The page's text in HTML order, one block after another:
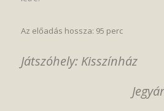
Az előadás hossza: 95 perc
Játszóhely: Kisszínház